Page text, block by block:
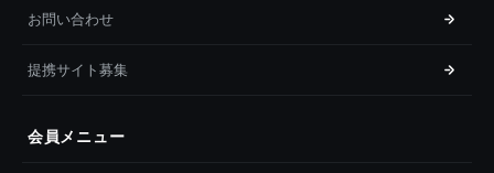
お問い合わせ
提携サイト募集
会員メニュー